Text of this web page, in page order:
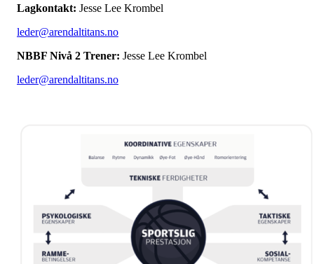
Lagkontakt: Jesse Lee Krombel
leder@arendaltitans.no
NBBF Nivå 2 Trener: Jesse Lee Krombel
leder@arendaltitans.no